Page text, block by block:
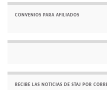
CONVENIOS PARA AFILIADOS
RECIBE LAS NOTICIAS DE STAJ POR